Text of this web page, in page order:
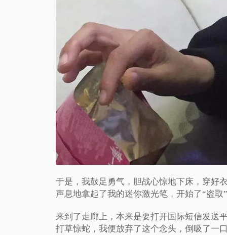
于是，我鼓足勇气，胆战心惊地下床，穿好
声息地拿起了我的迷你激光笔，开始了“盗取
来到了走廊上，本来是要打开国际短信发送
打草惊蛇，我便放弃了这个念头，倒吸了一